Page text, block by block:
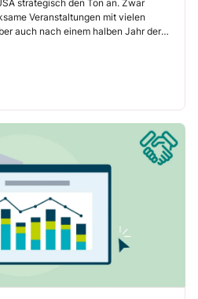
strategisch den Ton an. Zwar
Veranstaltungen mit vielen
auch nach einem halben Jahr der
endlich strukturelle Reformen
umgesetzt werden. Die
belegen zum Teil die prekäre